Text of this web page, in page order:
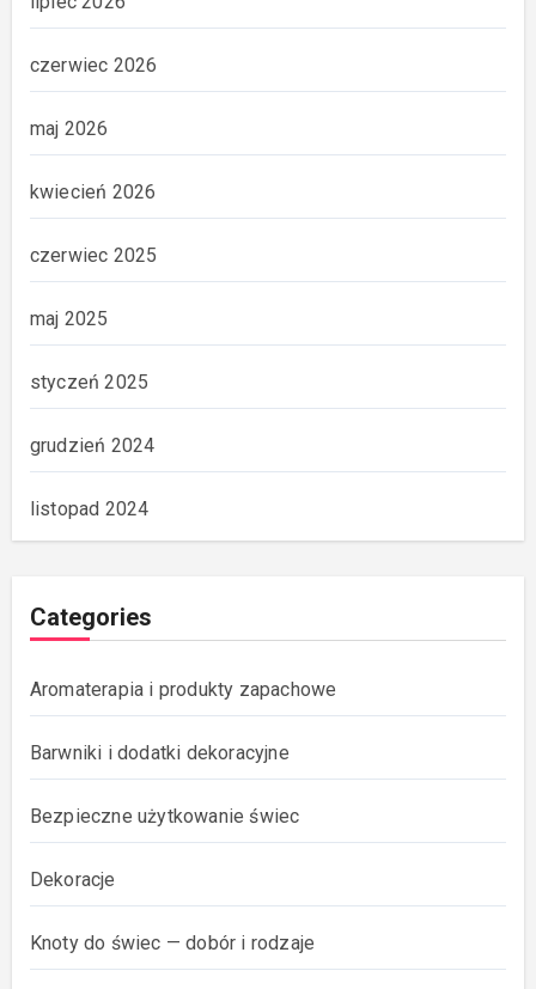
czerwiec 2026
maj 2026
kwiecień 2026
czerwiec 2025
maj 2025
styczeń 2025
grudzień 2024
listopad 2024
Categories
Aromaterapia i produkty zapachowe
Barwniki i dodatki dekoracyjne
Bezpieczne użytkowanie świec
Dekoracje
Knoty do świec — dobór i rodzaje